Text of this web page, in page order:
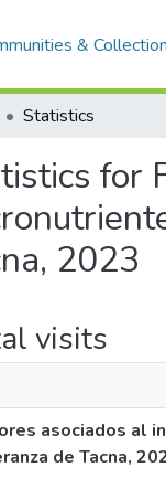
&
Statistics
for
2023
visits
asociados al
de Tacna,